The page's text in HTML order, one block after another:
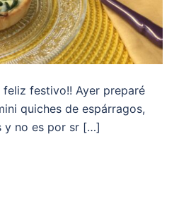
feliz festivo!! Ayer preparé
quiches de espárragos,
y no es por sr […]